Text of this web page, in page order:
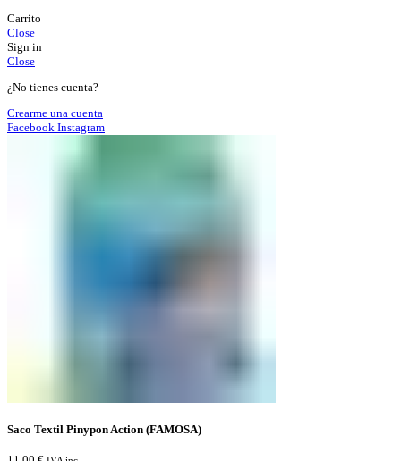
Carrito
Close
Sign in
Close
¿No tienes cuenta?
Crearme una cuenta
Facebook Instagram
Saco Textil Pinypon Action (FAMOSA)